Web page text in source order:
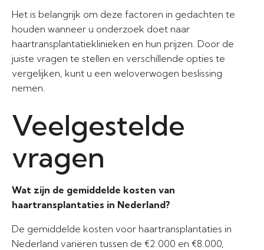
Het is belangrijk om deze factoren in gedachten te
houden wanneer u onderzoek doet naar
haartransplantatieklinieken en hun prijzen. Door de
juiste vragen te stellen en verschillende opties te
vergelijken, kunt u een weloverwogen beslissing
nemen.
Veelgestelde
vragen
Wat zijn de gemiddelde kosten van
haartransplantaties in Nederland?
De gemiddelde kosten voor haartransplantaties in
Nederland variëren tussen de €2.000 en €8.000,